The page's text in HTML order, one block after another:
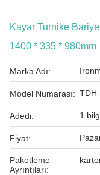
Kayar Turnike
1400 * 335 * 980mm
Marka Adı:
Model Numarası:
Adedi: 1
Fiyat:
Paketleme
Ayrıntıları: